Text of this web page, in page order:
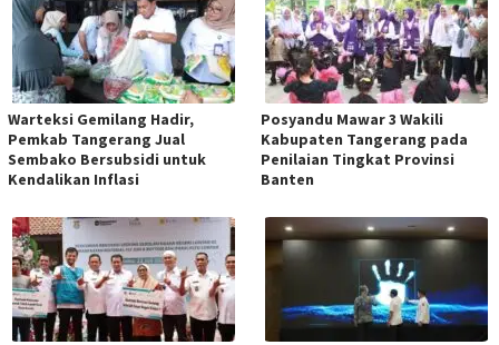
Warteksi Gemilang Hadir,
Pemkab Tangerang Jual
Sembako Bersubsidi untuk
Kendalikan Inflasi
Posyandu Mawar 3 Wakili
Kabupaten Tangerang pada
Penilaian Tingkat Provinsi
Banten